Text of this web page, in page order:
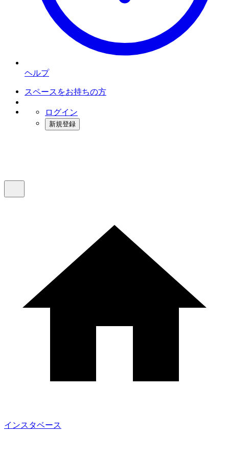
ヘルプ
スペースをお持ちの方
ログイン
新規登録
インスタベース